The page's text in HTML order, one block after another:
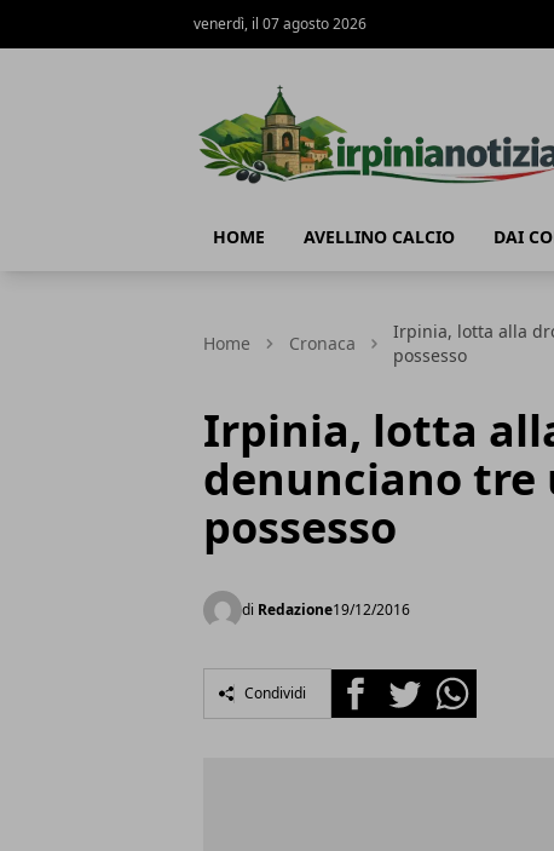
venerdì, il 07 agosto 2026
HOME AVELLINO CALCIO DAI
Home Cronaca
Irpinia, lotta alla
possesso
Irpinia, lotta
denunciano tre
possesso
di Redazione19/12/2016
Condividi FacebookTwitterWhatsapp